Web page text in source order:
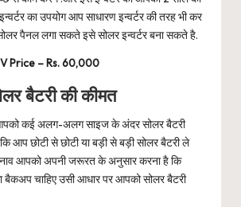
का उपयोग आप साधारण इन्वर्टर की तरह भी कर
पैनल लगा सकते इसे सोलर इन्वर्टर बना सकते है.
Price – Rs. 60,000
बैटरी की कीमत
कई अलग-अलग साइज के अंदर सोलर बैटरी
आप छोटी से छोटी या बड़ी से बड़ी सोलर बैटरी ले
आपको अपनी जरूरत के अनुसार करना है कि
बैकअप चाहिए उसी आधार पर आपको सोलर बैटरी